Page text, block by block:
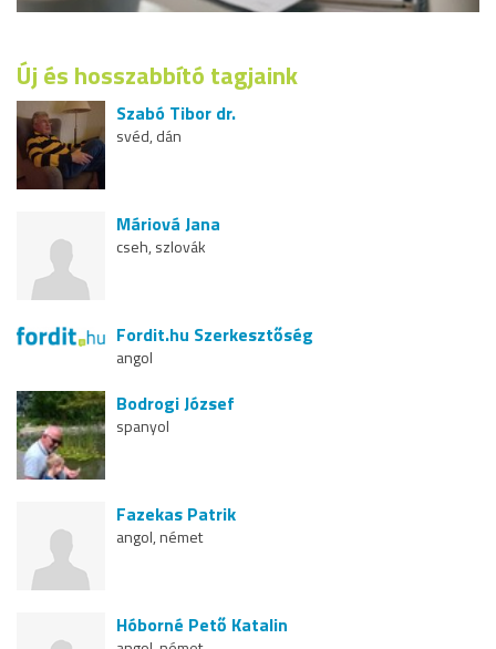
Új és hosszabbító tagjaink
Szabó Tibor dr.
svéd, dán
Máriová Jana
cseh, szlovák
Fordit.hu Szerkesztőség
angol
Bodrogi József
spanyol
Fazekas Patrik
angol, német
Hóborné Pető Katalin